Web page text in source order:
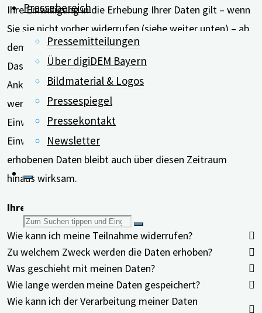
Pressebereich
Pressemitteilungen
Über digiDEM Bayern
Bildmaterial & Logos
Pressespiegel
Pressekontakt
Newsletter
Suchen
nach:
Ihre Einwilligung in die Erhebung Ihrer Daten gilt – wenn
Sie sie nicht vorher widerrufen (siehe weiter unten) – ab
dem Zeitpunkt Ihrer Einwilligung bis an Ihr Lebensende.
Das bedeutet, dass in diesem Zeitraum mit vorheriger
Ankündigung von Ihnen nochmals Daten gewonnen
werden dürfen, ohne dass Sie erneut eine
Einwilligungserklärung unterzeichnen müssten. Ihre
Einwilligung in die Verarbeitung und Nutzung der bisher
erhobenen Daten bleibt auch über diesen Zeitraum
hinaus wirksam.
Ihre Einwilligung ist freiwillig!
Wie kann ich meine Teilnahme widerrufen?
Zu welchem Zweck werden die Daten erhoben?
Was geschieht mit meinen Daten?
Wie lange werden meine Daten gespeichert?
Wie kann ich der Verarbeitung meiner Daten